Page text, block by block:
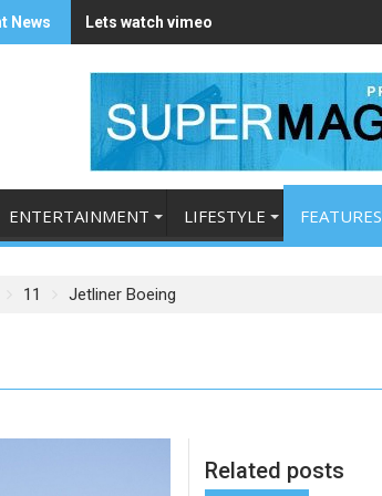
News Lets watch vimeo
ENTERTAINMENT LIFESTYLE FEATURES
11 Jetliner Boeing
Related posts